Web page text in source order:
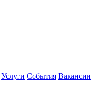
Услуги События Вакансии